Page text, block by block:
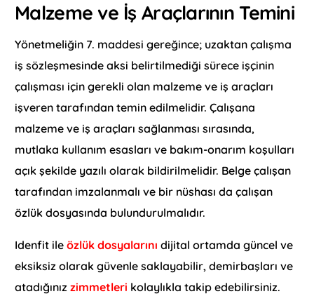
Malzeme ve İş Araçlarının Temini
Yönetmeliğin 7. maddesi gereğince; uzaktan çalışma
iş sözleşmesinde aksi belirtilmediği sürece işçinin
çalışması için gerekli olan malzeme ve iş araçları
işveren tarafından temin edilmelidir. Çalışana
malzeme ve iş araçları sağlanması sırasında,
mutlaka kullanım esasları ve bakım-onarım koşulları
açık şekilde yazılı olarak bildirilmelidir. Belge çalışan
tarafından imzalanmalı ve bir nüshası da çalışan
özlük dosyasında bulundurulmalıdır.
Idenfit ileözlük dosyalarını dijital ortamda güncel ve
eksiksiz olarak güvenle saklayabilir, demirbaşları ve
atadığınız zimmetleri kolaylıkla takip edebilirsiniz.